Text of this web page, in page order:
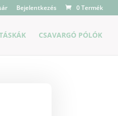
Bejelentkezés 0 Termék
CSAVARGÓ PÓLÓK